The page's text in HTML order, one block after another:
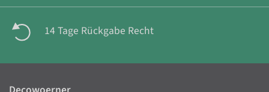
14 Tage Rückgabe Recht